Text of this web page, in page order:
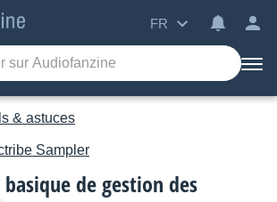
FR
& astuces
Sampler
de gestion des